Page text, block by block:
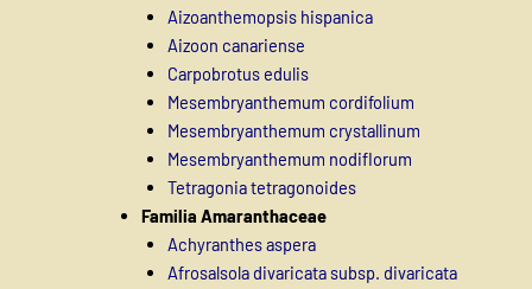
Aizoanthemopsis hispanica
Aizoon canariense
Carpobrotus edulis
Mesembryanthemum cordifolium
Mesembryanthemum crystallinum
Mesembryanthemum nodiflorum
Tetragonia tetragonoides
Familia Amaranthaceae
Achyranthes aspera
Afrosalsola divaricata subsp. divaricata